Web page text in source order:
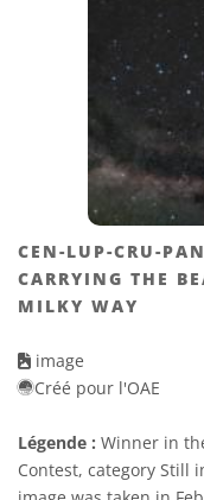
CEN-LUP-CRU-
CARRYING THE
MILKY WAY
image
Créé pour l'OAE
Légende : Winner in
Contest, category Still